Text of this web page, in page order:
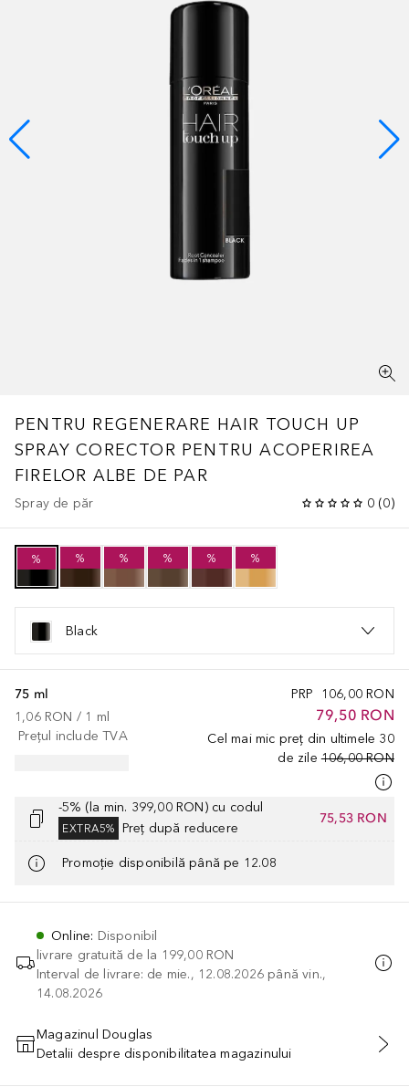
PENTRU REGENERARE HAIR TOUCH UP
SPRAY CORECTOR PENTRU ACOPERIREA
FIRELOR ALBE DE PAR
Spray de păr 0 (0)
% % % % % %
Black
PRP 106,00 RON
79,50 RON
Cel mai mic preț din ultimele 30
de zile 106,00 RON
75 ml
1,06 RON / 1 ml
Prețul include TVA
-5% (la min. 399,00 RON) cu codul
EXTRA5% Preț după reducere
75,53 RON
Promoție disponibilă până pe 12.08
Online: Disponibil
livrare gratuită de la 199,00 RON
Interval de livrare: de mie., 12.08.2026 până vin.,
14.08.2026
ADĂUGAȚI ÎN COŞ
Magazinul Douglas
Detalii despre disponibilitatea magazinului